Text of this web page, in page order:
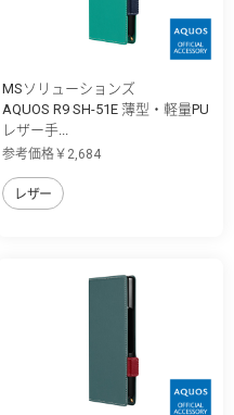
MSソリューションズ
AQUOS R9 SH-51E 薄型・軽量PU
レザー手...
参考価格￥2,684
レザー